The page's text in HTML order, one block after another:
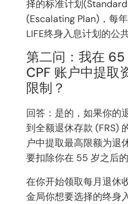
择的标准计划
(Escalating Plan)，每
LIFE终身入息计划的公
第二问：我在
CPF 账户中提取
限制？
回答：是的，如果你的
到全额退休存款 (FRS)
户中提取最高限额为退
要扣除你在 55 岁之后
在你开始领取每月退休
金局你想要选择的终身